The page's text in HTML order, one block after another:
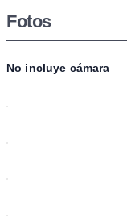
Fotos
No incluye cámara